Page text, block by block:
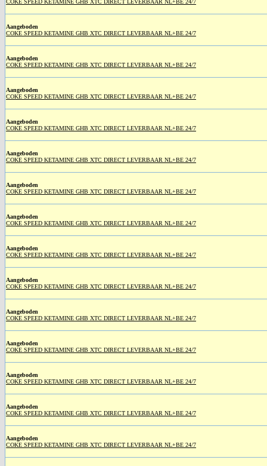
COKE SPEED KETAMINE GHB XTC DIRECT LEVERBAAR NL+BE 24/7
Aangeboden
COKE SPEED KETAMINE GHB XTC DIRECT LEVERBAAR NL+BE 24/7
Aangeboden
COKE SPEED KETAMINE GHB XTC DIRECT LEVERBAAR NL+BE 24/7
Aangeboden
COKE SPEED KETAMINE GHB XTC DIRECT LEVERBAAR NL+BE 24/7
Aangeboden
COKE SPEED KETAMINE GHB XTC DIRECT LEVERBAAR NL+BE 24/7
Aangeboden
COKE SPEED KETAMINE GHB XTC DIRECT LEVERBAAR NL+BE 24/7
Aangeboden
COKE SPEED KETAMINE GHB XTC DIRECT LEVERBAAR NL+BE 24/7
Aangeboden
COKE SPEED KETAMINE GHB XTC DIRECT LEVERBAAR NL+BE 24/7
Aangeboden
COKE SPEED KETAMINE GHB XTC DIRECT LEVERBAAR NL+BE 24/7
Aangeboden
COKE SPEED KETAMINE GHB XTC DIRECT LEVERBAAR NL+BE 24/7
Aangeboden
COKE SPEED KETAMINE GHB XTC DIRECT LEVERBAAR NL+BE 24/7
Aangeboden
COKE SPEED KETAMINE GHB XTC DIRECT LEVERBAAR NL+BE 24/7
Aangeboden
COKE SPEED KETAMINE GHB XTC DIRECT LEVERBAAR NL+BE 24/7
Aangeboden
COKE SPEED KETAMINE GHB XTC DIRECT LEVERBAAR NL+BE 24/7
Aangeboden
COKE SPEED KETAMINE GHB XTC DIRECT LEVERBAAR NL+BE 24/7